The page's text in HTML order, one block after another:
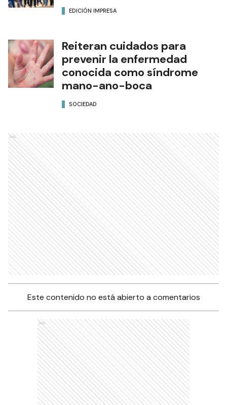
EDICIÓN IMPRESA
Reiteran cuidados para
prevenir la enfermedad
conocida como síndrome
mano-ano-boca
SOCIEDAD
Ads
Este contenido no está abierto a comentarios
Ads